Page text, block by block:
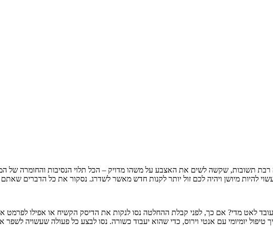
תשובות, שקשה לשים את האצבע על משהו מדויק – הכל תלוי הנסיבות והחומרה של
להיות מיושן ויהיה לכם זול יותר לקנות חדש מאשר לשדרג. נסקור את כל הדברים
לאט מדי? אם כך, לפני קבלת ההחלטה נסו לנקות את הדיסק הקשיח או אפילו
יומיומי עם אנטי וירוס, כדי שהוא יעבוד כשורה. נסו לבצע כל פעולה שעשויה